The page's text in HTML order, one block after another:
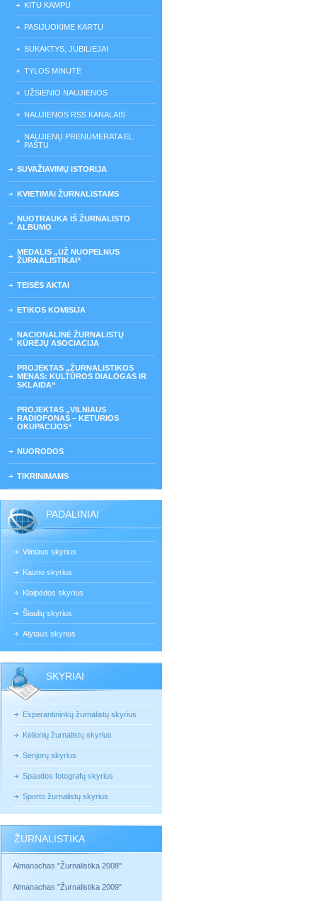
KITU KAMPU
PASIJUOKIME KARTU
SUKAKTYS, JUBILIEJAI
TYLOS MINUTĖ
UŽSIENIO NAUJIENOS
NAUJIENOS RSS KANALAIS
NAUJIENŲ PRENUMERATA EL.
PAŠTU
SUVAŽIAVIMŲ ISTORIJA
KVIETIMAI ŽURNALISTAMS
NUOTRAUKA IŠ ŽURNALISTO
ALBUMO
MEDALIS „UŽ NUOPELNUS
ŽURNALISTIKAI“
TEISĖS AKTAI
ETIKOS KOMISIJA
NACIONALINĖ ŽURNALISTŲ
KŪRĖJŲ ASOCIACIJA
PROJEKTAS „ŽURNALISTIKOS
MENAS: KULTŪROS DIALOGAS IR
SKLAIDA“
PROJEKTAS „VILNIAUS
RADIOFONAS – KETURIOS
OKUPACIJOS“
NUORODOS
TIKRINIMAMS
PADALINIAI
Vilniaus skyrius
Kauno skyrius
Klaipėdos skyrius
Šiaulių skyrius
Alytaus skyrius
SKYRIAI
Esperantininkų žurnalistų skyrius
Kelionių žurnalistų skyrius
Senjorų skyrius
Spaudos fotografų skyrius
Sporto žurnalistų skyrius
ŽURNALISTIKA
Almanachas "Žurnalistika 2008"
Almanachas "Žurnalistika 2009"